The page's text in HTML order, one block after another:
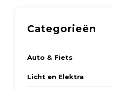
Categorieën
Auto & Fiets
Licht en Elektra